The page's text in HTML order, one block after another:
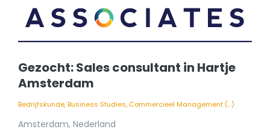
Gezocht: Sales consultant in Hartje
Amsterdam
Bedrijfskunde, Business Studies, Commercieel Management (...)
Amsterdam, Nederland